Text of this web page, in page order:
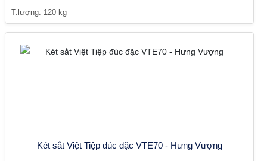
T.lượng: 120 kg
Két sắt Việt Tiệp đúc đặc VTE70 - Hưng Vượng